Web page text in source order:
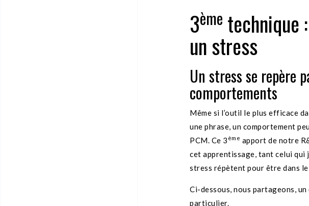
3ème technique
un stress
Un stress se repère
comportements
Même si l’outil le plus efficace
une phrase, un comportement
PCM. Ce 3 ème apport de notre
cet apprentissage, tant celui qui
stress répètent pour être dans
Ci-dessous, nous partageons,
particulier.